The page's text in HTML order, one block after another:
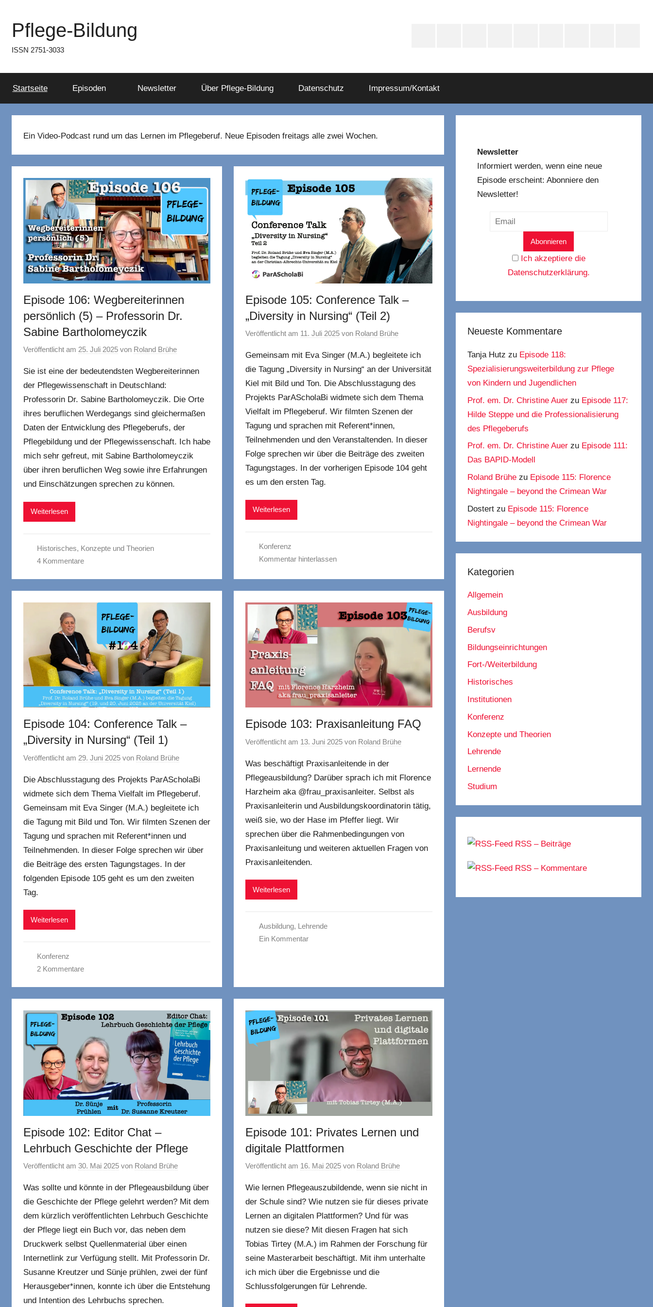
springenPflege-Bildung
ISSN 2751-3033
Startseite Episoden Newsletter Über Pflege-Bildung Datenschutz Impressum/Kontakt
Ein Video-Podcast rund um das Lernen im Pflegeberuf. Neue Episoden freitags alle zwei Wochen.
Episode 106: Wegbereiterinnen
persönlich (5) – Professorin Dr.
Sabine Bartholomeyczik
Veröffentlicht am 25. Juli 2025 von Roland Brühe
Sie ist eine der bedeutendsten Wegbereiterinnen
der Pflegewissenschaft in Deutschland:
Professorin Dr. Sabine Bartholomeyczik. Die Orte
ihres beruflichen Werdegangs sind gleichermaßen
Daten der Entwicklung des Pflegeberufs, der
Pflegebildung und der Pflegewissenschaft. Ich habe
mich sehr gefreut, mit Sabine Bartholomeyczik
über ihren beruflichen Weg sowie ihre Erfahrungen
und Einschätzungen sprechen zu können.
Weiterlesen
Historisches, Konzepte und Theorien
4 Kommentare
Episode 105: Conference Talk –
„Diversity in Nursing“ (Teil 2)
Veröffentlicht am 11. Juli 2025 von Roland Brühe
Gemeinsam mit Eva Singer (M.A.) begleitete ich
die Tagung „Diversity in Nursing“ an der Universität
Kiel mit Bild und Ton. Die Abschlusstagung des
Projekts ParAScholaBi widmete sich dem Thema
Vielfalt im Pflegeberuf. Wir filmten Szenen der
Tagung und sprachen mit Referent*innen,
Teilnehmenden und den Veranstaltenden. In dieser
Folge sprechen wir über die Beiträge des zweiten
Tagungstages. In der vorherigen Episode 104 geht
es um den ersten Tag.
Weiterlesen
Konferenz
Kommentar hinterlassen
Episode 104: Conference Talk –
„Diversity in Nursing“ (Teil 1)
Veröffentlicht am 29. Juni 2025 von Roland Brühe
Die Abschlusstagung des Projekts ParAScholaBi
widmete sich dem Thema Vielfalt im Pflegeberuf.
Gemeinsam mit Eva Singer (M.A.) begleitete ich
die Tagung mit Bild und Ton. Wir filmten Szenen der
Tagung und sprachen mit Referent*innen und
Teilnehmenden. In dieser Folge sprechen wir über
die Beiträge des ersten Tagungstages. In der
folgenden Episode 105 geht es um den zweiten
Tag.
Weiterlesen
Konferenz
2 Kommentare
Episode 103: Praxisanleitung FAQ
Veröffentlicht am 13. Juni 2025 von Roland Brühe
Was beschäftigt Praxisanleitende in der
Pflegeausbildung? Darüber sprach ich mit Florence
Harzheim aka @frau_praxisanleiter. Selbst als
Praxisanleiterin und Ausbildungskoordinatorin tätig,
weiß sie, wo der Hase im Pfeffer liegt. Wir
sprechen über die Rahmenbedingungen von
Praxisanleitung und weiteren aktuellen Fragen von
Praxisanleitenden.
Weiterlesen
Ausbildung, Lehrende
Ein Kommentar
Episode 102: Editor Chat –
Lehrbuch Geschichte der Pflege
Veröffentlicht am 30. Mai 2025 von Roland Brühe
Was sollte und könnte in der Pflegeausbildung über
die Geschichte der Pflege gelehrt werden? Mit dem
dem kürzlich veröffentlichten Lehrbuch Geschichte
der Pflege liegt ein Buch vor, das neben dem
Druckwerk selbst Quellenmaterial über einen
Internetlink zur Verfügung stellt. Mit Professorin Dr.
Susanne Kreutzer und Sünje prühlen, zwei der fünf
Herausgeber*innen, konnte ich über die Entstehung
und Intention des Lehrbuchs sprechen.
Episode 101: Privates Lernen und
digitale Plattformen
Veröffentlicht am 16. Mai 2025 von Roland Brühe
Wie lernen Pflegeauszubildende, wenn sie nicht in
der Schule sind? Wie nutzen sie für dieses private
Lernen an digitalen Plattformen? Und für was
nutzen sie diese? Mit diesen Fragen hat sich
Tobias Tirtey (M.A.) im Rahmen der Forschung für
seine Masterarbeit beschäftigt. Mit ihm unterhalte
ich mich über die Ergebnisse und die
Schlussfolgerungen für Lehrende.
Newsletter
Informiert werden, wenn eine neue
Episode erscheint: Abonniere den
Newsletter!
Ich akzeptiere die
Datenschutzerklärung.
Neueste Kommentare
Tanja Hutz zu Episode 118:
Spezialisierungsweiterbildung zur Pflege
von Kindern und Jugendlichen
Prof. em. Dr. Christine Auer zu Episode 117:
Hilde Steppe und die Professionalisierung
des Pflegeberufs
Prof. em. Dr. Christine Auer zu Episode 111:
Das BAPID-Modell
Roland Brühe zu Episode 115: Florence
Nightingale – beyond the Crimean War
Dostert zu Episode 115: Florence
Nightingale – beyond the Crimean War
Kategorien
Allgemein
Ausbildung
Berufsv
Bildungseinrichtungen
Fort-/Weiterbildung
Historisches
Institutionen
Konferenz
Konzepte und Theorien
Lehrende
Lernende
Studium
RSS – Beiträge
RSS – Kommentare